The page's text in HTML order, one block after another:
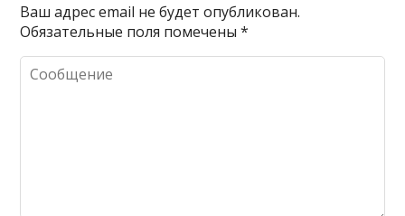
Ваш адрес email не будет опубликован.
Обязательные поля помечены*